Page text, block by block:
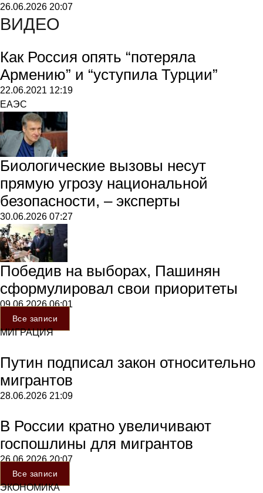
26.06.2026 20:07
ВИДЕО
Как Россия опять “потеряла
Армению” и “уступила Турции”
22.06.2021 12:19
ЕАЭС
Биологические вызовы несут
прямую угрозу национальной
безопасности, – эксперты
30.06.2026 07:27
Победив на выборах, Пашинян
сформулировал свои приоритеты
09.06.202606:01
Все записи
МИГРАЦИЯ
Путин подписал закон относительно
мигрантов
28.06.2026 21:09
В России кратно увеличивают
госпошлины для мигрантов
26.06.202620:07
Все записи
ЭКОНОМИКА